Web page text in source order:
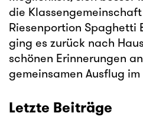
die
Riesenportion Spaghetti
ging es zurück nach
schönen Erinnerungen
gemeinsamen Ausflug
Letzte Beiträge